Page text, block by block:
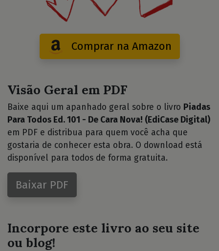
Comprar na Amazon
Visão Geral em PDF
Baixe aqui um apanhado geral sobre o livro Piadas
Para Todos Ed. 101 - De Cara Nova! (EdiCase Digital)
em PDF e distribua para quem você acha que
gostaria de conhecer esta obra. O download está
disponível para todos de forma gratuita.
Baixar PDF
Incorpore este livro ao seu site
ou blog!